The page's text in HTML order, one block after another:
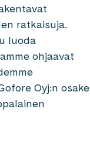
ratkaisuja.
luoda
ohjaavat
Oyj:n osake